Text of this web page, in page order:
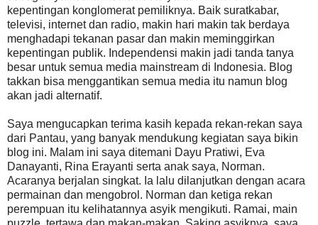
kepentingan konglomerat pemiliknya. Baik suratkabar,
televisi, internet dan radio, makin hari makin tak berdaya
menghadapi tekanan pasar dan makin meminggirkan
kepentingan publik. Independensi makin jadi tanda tanya
besar untuk semua media mainstream di Indonesia. Blog
takkan bisa menggantikan semua media itu namun blog
akan jadi alternatif.
Saya mengucapkan terima kasih kepada rekan-rekan saya
dari Pantau, yang banyak mendukung kegiatan saya bikin
blog ini. Malam ini saya ditemani Dayu Pratiwi, Eva
Danayanti, Rina Erayanti serta anak saya, Norman.
Acaranya berjalan singkat. Ia lalu dilanjutkan dengan acara
permainan dan mengobrol. Norman dan ketiga rekan
perempuan itu kelihatannya asyik mengikuti. Ramai, main